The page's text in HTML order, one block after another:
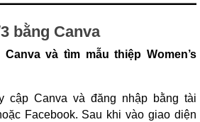
bằng Canva
và tìm mẫu thiệp Women’s
cập Canva và đăng nhập bằng tài
Facebook. Sau khi vào giao diện